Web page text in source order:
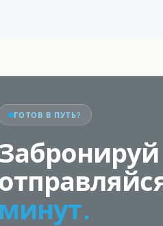
ГОТОВ В ПУТЬ?
Забронируй
минут.